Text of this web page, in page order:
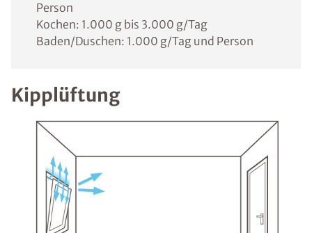
Person
Kochen: 1.000 g bis 3.000 g/Tag
Baden/Duschen: 1.000 g/Tag und Person
Kipplüftung